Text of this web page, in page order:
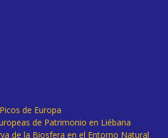
de Europa
de Patrimonio en Liébana
de la Biosfera en el Entorno Natural